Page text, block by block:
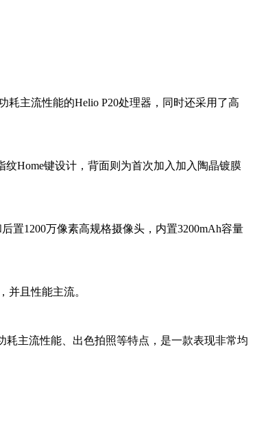
主流性能的Helio P20处理器，同时还采用了高
Home键设计，背面则为首次加入加入陶晶镀膜
置1200万像素高规格摄像头，内置3200mAh容量
且性能主流。
主流性能、出色拍照等特点，是一款表现非常均